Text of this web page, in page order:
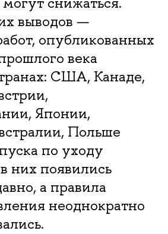
выводов —
опубликованных
века
США, Канаде,
Японии,
Польше
по уходу
них появились
а правила
неоднократно